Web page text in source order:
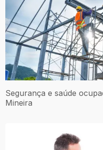
Segurança e saúde
Mineira